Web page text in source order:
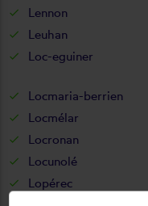
Lennon
Leuhan
Loc-eguiner
Locmaria-berrien
Locmélar
Locronan
Locunolé
Lopérec